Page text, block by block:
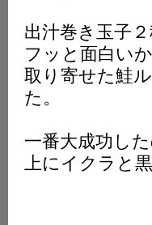
出汁巻き玉子
フッと面白い
取り寄せた鮭
た。
一番大成功し
上にイクラと